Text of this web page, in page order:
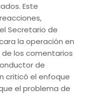
Este
Secretario de
la operación en
de los comentarios
de
criticó el enfoque
el problema de